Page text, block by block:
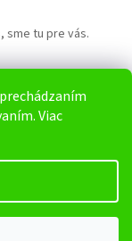
Viac
sme tu pre vás.